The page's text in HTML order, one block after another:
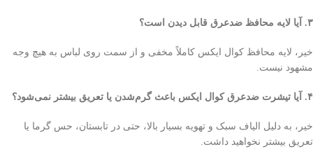
۳. آیا لایه محافظ ضدعرق قابل دیدن است؟
خیر، لایه محافظ کوال ایکس کاملاً مخفی و از سمت روی لباس به هیچ وجه
مشهود نیست.
۴. آیا تیشرت ضدعرق کوال ایکس باعث گرم‌شدن یا تعریق بیشتر نمی‌شود؟
خیر، به دلیل الیاف سبک و تهویه بسیار بالا، حتی در تابستان، حس گرما یا
تعریق بیشتر نخواهید داشت.